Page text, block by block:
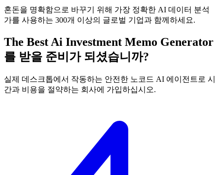
혼돈을 명확함으로 바꾸기 위해 가장 정확한 AI 데이터 분석
가를 사용하는 300개 이상의 글로벌 기업과 함께하세요.
The Best Ai Investment Memo Generator
를 받을 준비가 되셨습니까?
실제 데스크톱에서 작동하는 안전한 노코드 AI 에이전트로 시
간과 비용을 절약하는 회사에 가입하십시오.